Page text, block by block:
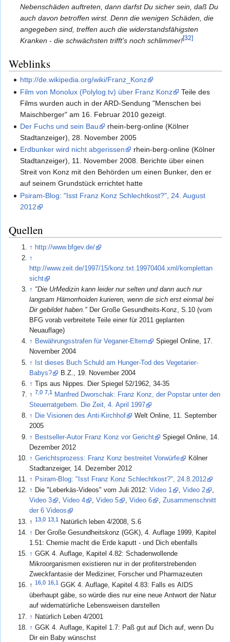
Nebenschäden auftreten, dann darfst Du sicher sein, daß Du
auch davon betroffen wirst. Denn die wenigen Schäden, die
angegeben sind, treffen auch die widerstandsfähigsten
Kranken - die schwächsten trifft's noch schlimmer![32]
Weblinks
http://de.wikipedia.org/wiki/Franz_Konz
Film von Monolux (Polylog.tv) über Franz Konz
Teile des
Films wurden auch in der ARD-Sendung "Menschen bei
Maischberger" am 16. Februar 2010 gezeigt.
Der Fuchs und sein Bau
rhein-berg-online (Kölner
Stadtanzeiger), 28. November 2005
Erdbunker wird nicht abgerissen
rhein-berg-online (Kölner
Stadtanzeiger), 11. November 2008. Berichte über einen
Streit von Konz mit den Behörden um einen Bunker, den er
auf seinem Grundstück errichtet hatte
Psiram-Blog: "Isst Franz Konz Schlechtkost?", 24. August
2012
Quellen
↑ http://www.bfgev.de/
↑
http://www.zeit.de/1997/15/konz.txt.19970404.xml/komplettan
sicht
↑ "Die UrMedizin kann leider nur selten und dann auch nur
langsam Hämorrhoiden kurieren, wenn die sich erst einmal bei
Dir gebildet haben." Der Große Gesundheits-Konz, S.10 (vom
BFG vorab verbreitete Teile einer für 2011 geplanten
Neuauflage)
↑ Bewährungsstrafen für Veganer-Eltern
Spiegel Online, 17.
November 2004
↑
Ist dieses Buch Schuld am Hunger-Tod des Vegetarier-
Babys?
B.Z., 19. November 2004
↑
Tips aus Nippes. Dier Spiegel 52/1962, 34-35
↑ 7,0 7,1
Manfred Dworschak: Franz Konz, der Popstar unter den
Steuerratgebern. Die Zeit, 4. April 1997
↑ Die Visionen des Anti-Kirchhof
Welt Online, 11. September
2005
↑ Bestseller-Autor Franz Konz vor Gericht
Spiegel Online, 14.
Dezember 2012
↑ Gerichtsprozess: Franz Konz bestreitet Vorwürfe
Kölner
Stadtanzeiger, 14. Dezember 2012
↑ Psiram-Blog: "Isst Franz Konz Schlechtkost?", 24.8.2012
↑ Die "Leberkäs-Videos" vom Juli 2012:Video 1 ,Video 2
,
Video 3
,Video 4 ,Video 5 ,Video 6 ,Zusammenschnitt
der 6 Videos
↑13,0 13,1
Natürlich leben 4/2008, S.6
↑ Der Große Gesundheitskonz (GGK), 4. Auflage 1999, Kapitel
1.51: Chemie macht die Erde kaputt - und Dich ebenfalls
↑ GGK 4. Auflage, Kapitel 4.82: Schadenwollende
Mikroorganismen existieren nur in der profiterstrebenden
Zweckfantasie der Mediziner, Forscher und Pharmazeuten
↑16,0 16,1 GGK 4. Auflage, Kapitel 4.83: Falls es AIDS
überhaupt gäbe, so würde dies nur eine neue Antwort der Natur
auf widernatürliche Lebensweisen darstellen
↑ Natürlich Leben 4/2001
↑ GGK 4. Auflage, Kapitel 1.7: Paß gut auf Dich auf, wenn Du
Dir ein Baby wünschst